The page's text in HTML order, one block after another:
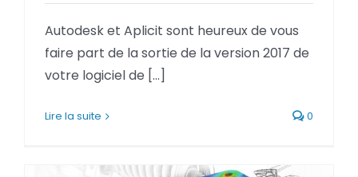
Autodesk et Aplicit sont heureux de vous
faire part de la sortie de la version 2017 de
votre logiciel de [...]
Lire la suite 0